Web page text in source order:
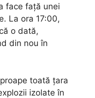
face față unei
La ora 17:00,
o dată,
din nou în
toată țara
izolate în